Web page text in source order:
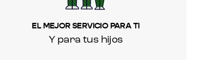
EL MEJOR SERVICIO PARA TI
Y para tus hijos